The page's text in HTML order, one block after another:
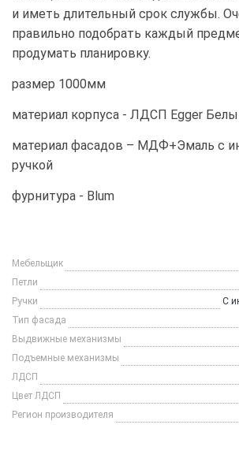
и иметь длительный срок службы.
правильно подобрать каждый
продумать планировку.
размер 1000мм
материал корпуса - ЛДСП Egger
материал фасадов – МДФ+Эмаль с
ручкой
фурнитура - Blum
Мебельщик
Петли
Ручки
С
Тип фасада
Выдвижные механизмы
Подъемные механизмы
ЛДСП
Цвет ЛДСП
Регион производителя